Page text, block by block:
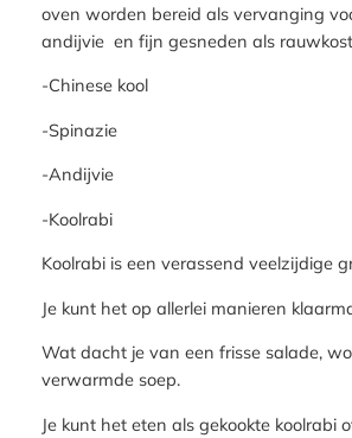
oven worden bereid als vervanging
andijvie en fijn gesneden als
-Chinese kool
-Spinazie
-Andijvie
-Koolrabi
Koolrabi is een verassend veelzijdige
Je kunt het op allerlei manieren
Wat dacht je van een frisse salade,
verwarmde soep.
Je kunt het eten als gekookte koolrabi